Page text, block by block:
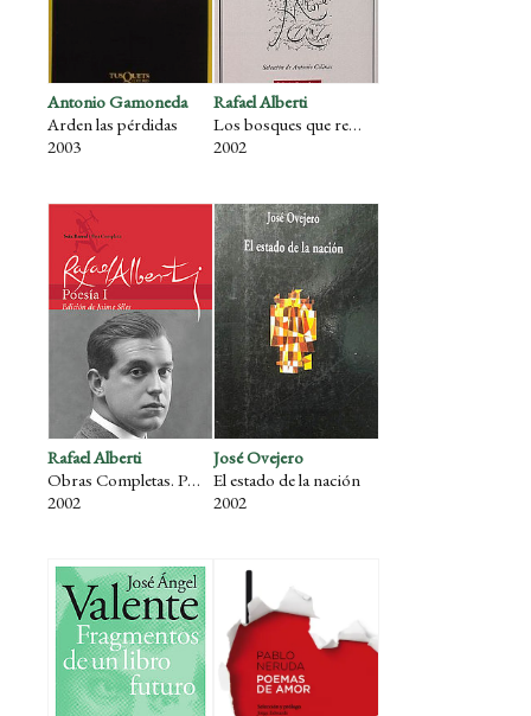
Antonio Gamoneda
Arden las pérdidas
2003
Rafael Alberti
Los bosques que regresan
2002
Rafael Alberti
Obras Completas. Poesía I
2002
José Ovejero
El estado de la nación
2002